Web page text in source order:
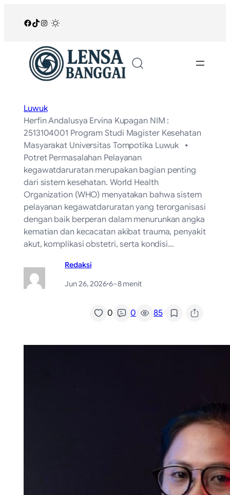
Facebook
TikTok
Instagram
Luwuk
Herfin Andalusya Ervina Kupagan NIM :
2513104001 Program Studi Magister Kesehatan
Masyarakat Universitas Tompotika Luwuk ⦁
Potret Permasalahan Pelayanan
kegawatdaruratan merupakan bagian penting
dari sistem kesehatan. World Health
Organization (WHO) menyatakan bahwa sistem
pelayanan kegawatdaruratan yang terorganisasi
dengan baik berperan dalam menurunkan angka
kematian dan kecacatan akibat trauma, penyakit
akut, komplikasi obstetri, serta kondisi…
Redaksi
Jun 26, 2026·6–8 menit
0 0 85/